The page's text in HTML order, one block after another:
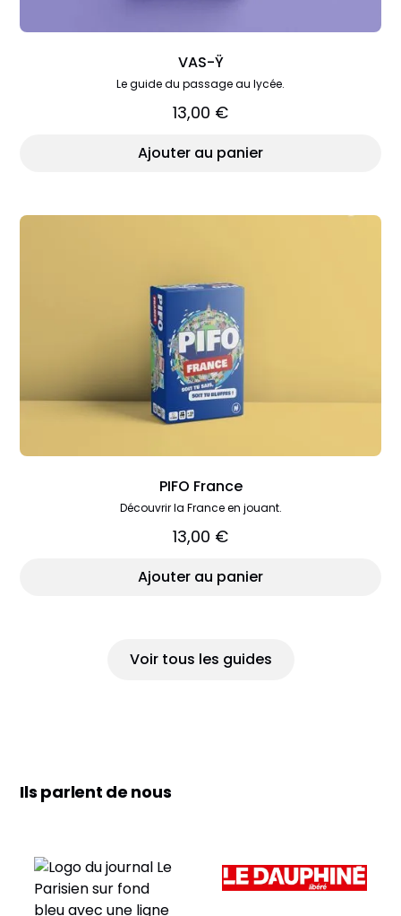
VAS-Ÿ
Le guide du passage au lycée.
13,00 €
Ajouter au panier
PIFO France
Découvrir la France en jouant.
13,00 €
Ajouter au panier
Voir tous les guides
Ils parlent de nous